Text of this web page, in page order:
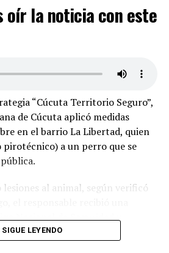
oír la noticia con este
“Cúcuta Territorio Seguro”,
de Cúcuta aplicó medidas
en el barrio La Libertad, quien
a un perro que se
al animal, según verificó
Nacional de Seguridad y
(Ley 1801, Artículo 30, numeral
SIGUE LEYENDO